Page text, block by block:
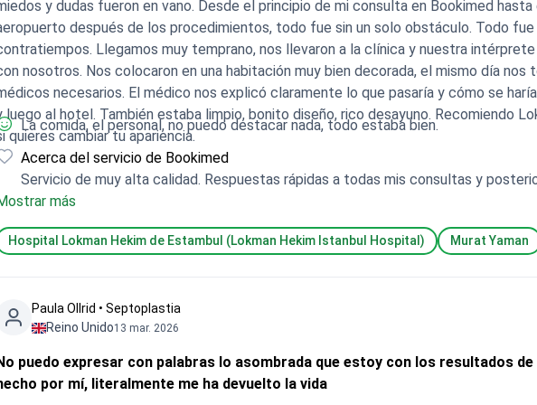
y dudas fueron en vano. Desde el principio de mi consulta en Bookimed hasta
después de los procedimientos, todo fue sin un solo obstáculo. Todo fue
Llegamos muy temprano, nos llevaron a la clínica y nuestra
nosotros. Nos colocaron en una habitación muy bien decorada, el mismo día
necesarios. El médico nos explicó claramente lo que pasaría y cómo se
hotel. También estaba limpio, bonito diseño, rico desayuno. Recomiendo Lokman Hekim y Dr Marat Yaman
quieres cambiar tu apariencia.
La comida, el personal, no puedo destacar nada, todo estaba bien.
Acerca del servicio de Bookimed
Servicio de muy alta calidad. Respuestas rápidas a todas mis consultas y
más
Hospital Lokman Hekim de Estambul (Lokman Hekim Istanbul Hospital) Murat Yaman
Paula Ollrid • Septoplastia
Reino Unido13 mar. 2026
puedo expresar con palabras lo asombrada que estoy con los resultados
por mí, literalmente me ha devuelto la vida